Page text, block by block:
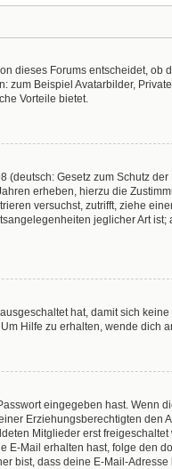
dieses Forums entscheidet,
zum Beispiel Avatarbilder,
Vorteile bietet.
(deutsch: Gesetz zum Schutz
erheben, hierzu die
versuchst, zutrifft, ziehe
jeglicher Art
hat, damit sich
Hilfe zu erhalten, wende dich
eingegeben hast. Wenn
Erziehungsberechtigten
Mitglieder erst
E-Mail erhalten hast, folge
bist, dass deine E-Mail-